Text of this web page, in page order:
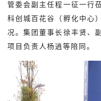
管委会副主任程一征一行
科创城百花谷（孵化中心
况。集团董事长徐丰贤、
项目负责人杨逍等陪同。